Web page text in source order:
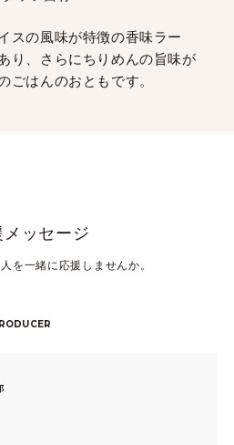
スの風味が特徴の香味ラー
り、さらにちりめんの旨味が
ごはんのおともです。
メッセージ
を一緒に応援しませんか。